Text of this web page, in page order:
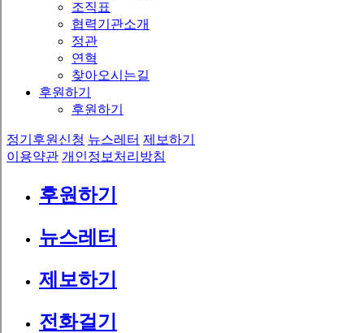
조직표
협력기관소개
정관
연혁
찾아오시는길
후원하기
후원하기
정기후원신청 뉴스레터 제보하기
이용약관 개인정보처리방침
후원하기
뉴스레터
제보하기
전화걸기